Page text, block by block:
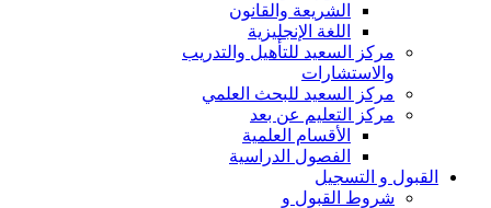
الشريعة والقانون
اللغة الإنجليزية
مركز السعيد للتأهيل والتدريب
والاستشارات
مركز السعيد للبحث العلمي
مركز التعليم عن بعد
الأقسام العلمية
الفصول الدراسية
القبول و التسجيل
شروط القبول و